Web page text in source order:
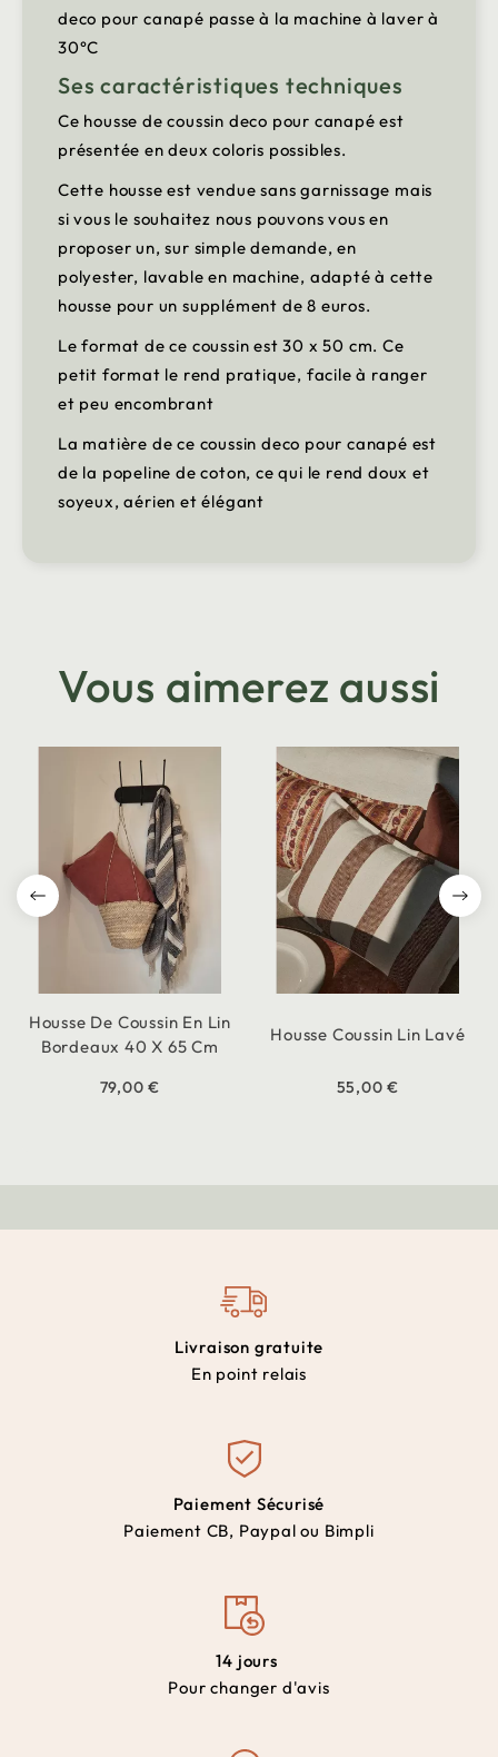
deco pour canapé passe à la machine à laver à
30°C
Ses caractéristiques techniques
Ce housse de coussin deco pour canapé est
présentée en deux coloris possibles.
Cette housse est vendue sans garnissage mais
si vous le souhaitez nous pouvons vous en
proposer un, sur simple demande, en
polyester, lavable en machine, adapté à cette
housse pour un supplément de 8 euros.
Le format de ce coussin est 30 x 50 cm. Ce
petit format le rend pratique, facile à ranger
et peu encombrant
La matière de ce coussin deco pour canapé est
de la popeline de coton, ce qui le rend doux et
soyeux, aérien et élégant
Vous aimerez aussi
Housse De Coussin En Lin
Bordeaux 40 X 65 Cm
79,00 €
Housse Coussin Lin Lavé
55,00 €
Livraison gratuite
En point relais
Paiement Sécurisé
Paiement CB, Paypal ou Bimpli
14 jours
Pour changer d'avis